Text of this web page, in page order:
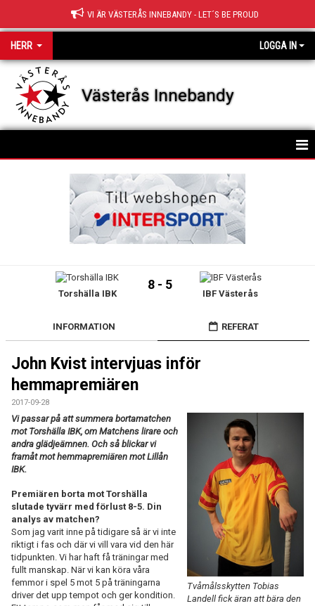
VI ÄR VÄSTERÅS INNEBANDY - LET´S BE PROUD
HERR LOGGA IN
Västerås Innebandy
Torshälla IBK
8 - 5
IBF Västerås
INFORMATION REFERAT
John Kvist intervjuas inför
hemmapremiären
2017-09-28
Tvåmålsskytten Tobias
Landell fick äran att bära den
Vi passar på att summera bortamatchen
mot Torshälla IBK, om Matchens lirare och
andra glädjeämnen. Och så blickar vi
framåt mot hemmapremiären mot Lillån
IBK.
Premiären borta mot Torshälla
slutade tyvärr med förlust 8-5. Din
analys av matchen?
Som jag varit inne på tidigare så är vi inte
riktigt i fas och där vi vill vara vid den här
tidpunkten. Vi har haft få träningar med
fullt manskap. När vi kan köra våra
femmor i spel 5 mot 5 på träningarna
driver det upp tempot och ger kondition.